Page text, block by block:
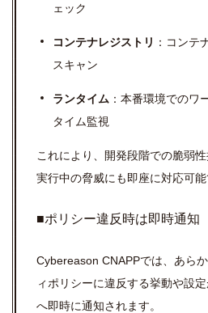
ェック
コンテナレジストリ ：コンテ
スキャン
ランタイム ：本番環境でのワ
タイム監視
これにより、開発段階での脆弱
実行中の脅威にも即座に対応可能
■ポリシー違反時は即時通知
Cybereason CNAPPでは、あら
ィポリシーに違反する挙動や設
へ即時に通知されます。